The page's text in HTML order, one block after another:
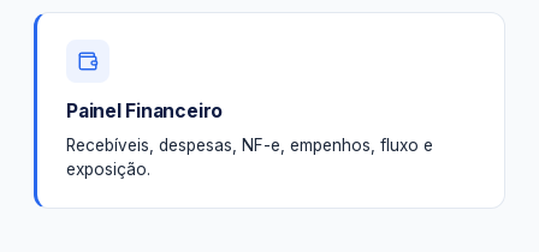
Painel Financeiro
Recebíveis, despesas, NF-e, empenhos, fluxo e
exposição.